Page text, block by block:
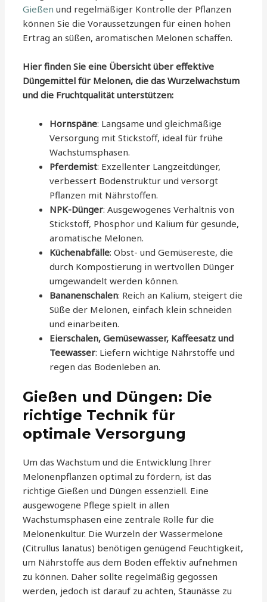
Gießen und regelmäßiger Kontrolle der Pflanzen
können Sie die Voraussetzungen für einen hohen
Ertrag an süßen, aromatischen Melonen schaffen.
Hier finden Sie eine Übersicht über effektive
Düngemittel für Melonen, die das Wurzelwachstum
und die Fruchtqualität unterstützen:
Hornspäne: Langsame und gleichmäßige
Versorgung mit Stickstoff, ideal für frühe
Wachstumsphasen.
Pferdemist: Exzellenter Langzeitdünger,
verbessert Bodenstruktur und versorgt
Pflanzen mit Nährstoffen.
NPK-Dünger: Ausgewogenes Verhältnis von
Stickstoff, Phosphor und Kalium für gesunde,
aromatische Melonen.
Küchenabfälle: Obst- und Gemüsereste, die
durch Kompostierung in wertvollen Dünger
umgewandelt werden können.
Bananenschalen: Reich an Kalium, steigert die
Süße der Melonen, einfach klein schneiden
und einarbeiten.
Eierschalen, Gemüsewasser, Kaffeesatz und
Teewasser: Liefern wichtige Nährstoffe und
regen das Bodenleben an.
Gießen und Düngen: Die
richtige Technik für
optimale Versorgung
Um das Wachstum und die Entwicklung Ihrer
Melonenpflanzen optimal zu fördern, ist das
richtige Gießen und Düngen essenziell. Eine
ausgewogene Pflege spielt in allen
Wachstumsphasen eine zentrale Rolle für die
Melonenkultur. Die Wurzeln der Wassermelone
(Citrullus lanatus) benötigen genügend Feuchtigkeit,
um Nährstoffe aus dem Boden effektiv aufnehmen
zu können. Daher sollte regelmäßig gegossen
werden, jedoch ist darauf zu achten, Staunässe zu